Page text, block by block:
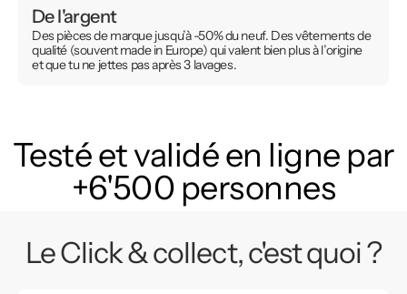
De l'argent
Des pièces de marque jusqu’à -50% du neuf. Des vêtements de
qualité (souvent made in Europe) qui valent bien plus à l’origine
et que tu ne jettes pas après 3 lavages.
Testé et validé en ligne par
+6'500 personnes
Le Click & collect, c'est quoi ?